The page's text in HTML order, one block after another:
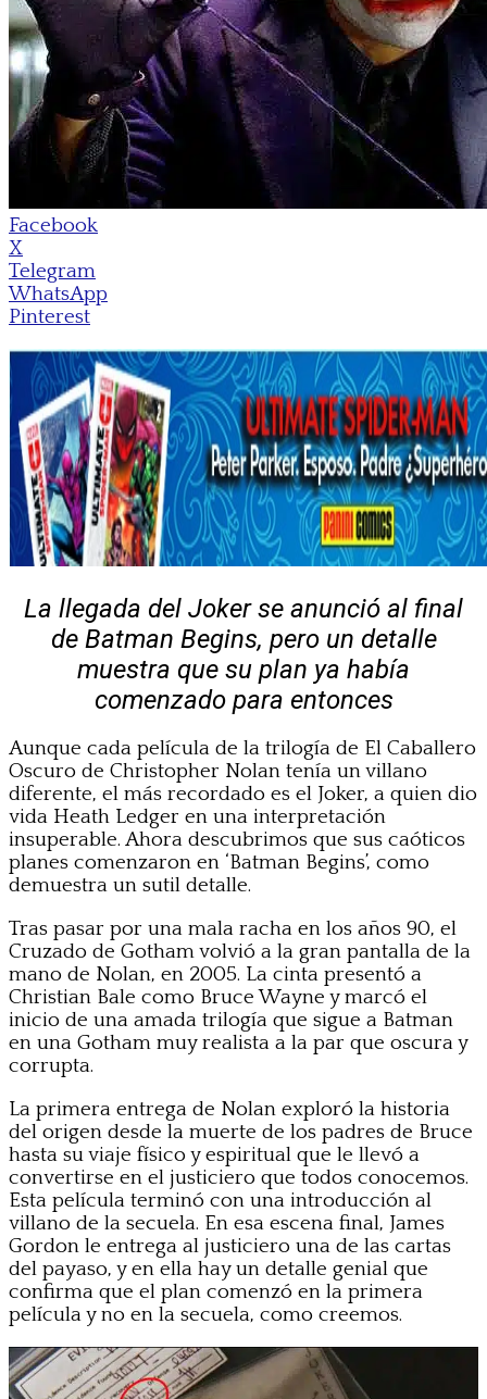
Facebook
X
Telegram
WhatsApp
Pinterest
La llegada del Joker se anunció al final
de Batman Begins, pero un detalle
muestra que su plan ya había
comenzado para entonces
Aunque cada película de la trilogía de El Caballero
Oscuro de Christopher Nolan tenía un villano
diferente, el más recordado es el Joker, a quien dio
vida Heath Ledger en una interpretación
insuperable. Ahora descubrimos que sus caóticos
planes comenzaron en ‘Batman Begins’, como
demuestra un sutil detalle.
Tras pasar por una mala racha en los años 90, el
Cruzado de Gotham volvió a la gran pantalla de la
mano de Nolan, en 2005. La cinta presentó a
Christian Bale como Bruce Wayne y marcó el
inicio de una amada trilogía que sigue a Batman
en una Gotham muy realista a la par que oscura y
corrupta.
La primera entrega de Nolan exploró la historia
del origen desde la muerte de los padres de Bruce
hasta su viaje físico y espiritual que le llevó a
convertirse en el justiciero que todos conocemos.
Esta película terminó con una introducción al
villano de la secuela. En esa escena final, James
Gordon le entrega al justiciero una de las cartas
del payaso, y en ella hay un detalle genial que
confirma que el plan comenzó en la primera
película y no en la secuela, como creemos.